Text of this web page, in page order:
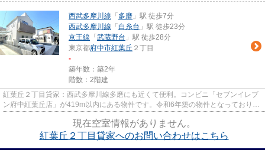
西武多摩川線 「 多磨 」駅 徒歩7分
西武多摩川線 「 白糸台 」駅 徒歩23分
京王線 「 武蔵野台 」駅 徒歩28分
東京都府中市紅葉丘 ２丁目
-
築年数：築2年
階数：2階建
紅葉丘２丁目貸家：西武多摩川線多磨にも近くて便利。コンビニ「セブンイレブ
ン府中紅葉丘店」が419m以内にある物件です。令和6年築の物件となっており、
現在空室情報がありません。
紅葉丘２丁目貸家へのお問い合わせはこちら